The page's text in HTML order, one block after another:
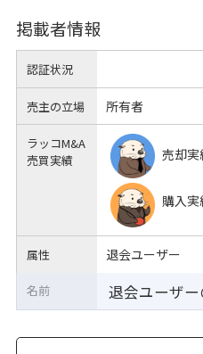
掲載者情報
認証状況
売主の立場 所有者
ラッコM&A
売買実績
売却実
購入実
属性 退会ユーザー
退会ユーザ
名前